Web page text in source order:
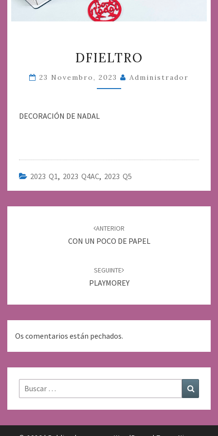
DFIELTRO
23 Novembro, 2023 Administrador
DECORACIÓN DE NADAL
2023 Q1, 2023 Q4AC, 2023 Q5
ANTERIOR
CON UN POCO DE PAPEL
SEGUINTE
PLAYMOREY
Os comentarios están pechados.
Buscar: